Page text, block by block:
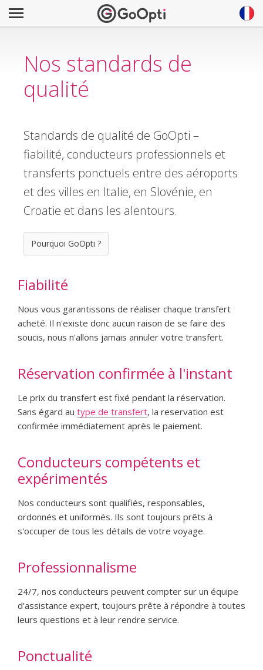
Nos standards de
qualité
Standards de qualité de GoOpti –
fiabilité, conducteurs professionnels et
transferts ponctuels entre des aéroports
et des villes en Italie, en Slovénie, en
Croatie et dans les alentours.
Pourquoi GoOpti ?
Fiabilité
Nous vous garantissons de réaliser chaque transfert
acheté. Il n'existe donc aucun raison de se faire des
soucis, nous n'allons jamais annuler votre transfert.
Réservation confirmée à l'instant
Le prix du transfert est fixé pendant la réservation.
Sans égard au type de transfert, la reservation est
confirmée immédiatement après le paiement.
Conducteurs compétents et
expérimentés
Nos conducteurs sont qualifiés, responsables,
ordonnés et uniformés. Ils sont toujours prêts à
s'occuper de tous les détails de votre voyage.
Professionnalisme
24/7, nos conducteurs peuvent compter sur un équipe
d’assistance expert, toujours prête à répondre à toutes
leurs questions et à leur rendre service.
Ponctualité